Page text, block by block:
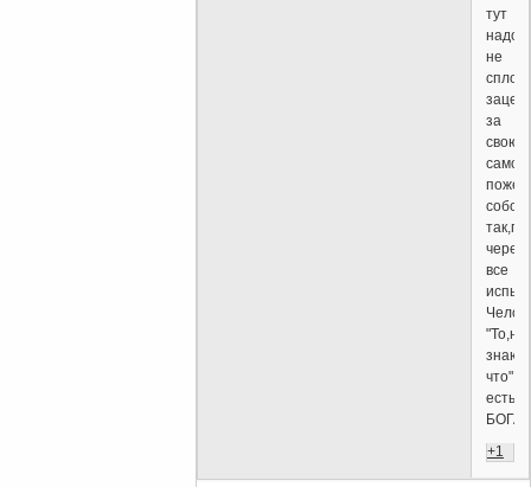
тут
надо
не
за
свою
через
все
"То,не
знаю
что",то
есть
БОГА!
+1